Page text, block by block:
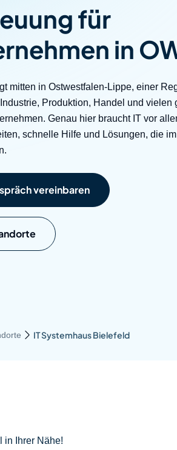
Sie schnell die
die zu Ihrer IT-
passt.
ansehen
die zu Ihrem
passt
für
in
mitten in Ostwestfalen-Lippe, einer
Produktion, Handel und vielen
Genau hier braucht IT vor
schnelle Hilfe und Lösungen, die
vereinbaren
IT Systemhaus Bielefeld
in Ihrer Nähe!